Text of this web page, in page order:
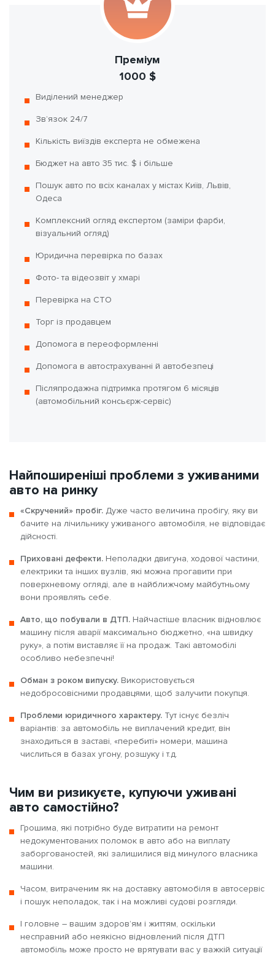
Преміум
1000 $
Виділений менеджер
Зв’язок 24/7
Кількість виїздів експерта не обмежена
Бюджет на авто 35 тис. $ і більше
Пошук авто по всіх каналах у містах Київ, Львів,
Одеса
Комплексний огляд експертом (заміри фарби,
візуальний огляд)
Юридична перевірка по базах
Фото- та відеозвіт у хмарі
Перевірка на СТО
Торг із продавцем
Допомога в переоформленні
Допомога в автострахуванні й автобезпеці
Післяпродажна підтримка протягом 6 місяців
(автомобільний консьєрж-сервіс)
Найпоширеніші проблеми з уживаними
авто на ринку
«Скручений» пробіг. Дуже часто величина пробігу, яку ви
бачите на лічильнику уживаного автомобіля, не відповідає
дійсності.
Приховані дефекти. Неполадки двигуна, ходової частини,
електрики та інших вузлів, які можна прогавити при
поверхневому огляді, але в найближчому майбутньому
вони проявлять себе.
Авто, що побували в ДТП. Найчастіше власник відновлює
машину після аварії максимально бюджетно, «на швидку
руку», а потім виставляє її на продаж. Такі автомобілі
особливо небезпечні!
Обман з роком випуску. Використовується
недобросовісними продавцями, щоб залучити покупця.
Проблеми юридичного характеру. Тут існує безліч
варіантів: за автомобіль не виплачений кредит, він
знаходиться в заставі, «перебиті» номери, машина
числиться в базах угону, розшуку і т.д.
Чим ви ризикуєте, купуючи уживані
авто самостійно?
Грошима, які потрібно буде витратити на ремонт
недокументованих поломок в авто або на виплату
заборгованостей, які залишилися від минулого власника
машини.
Часом, витраченим як на доставку автомобіля в автосервіс
і пошук неполадок, так і на можливі судові розгляди.
І головне – вашим здоров’ям і життям, оскільки
несправний або неякісно відновлений після ДТП
автомобіль може просто не врятувати вас у важкій ситуації